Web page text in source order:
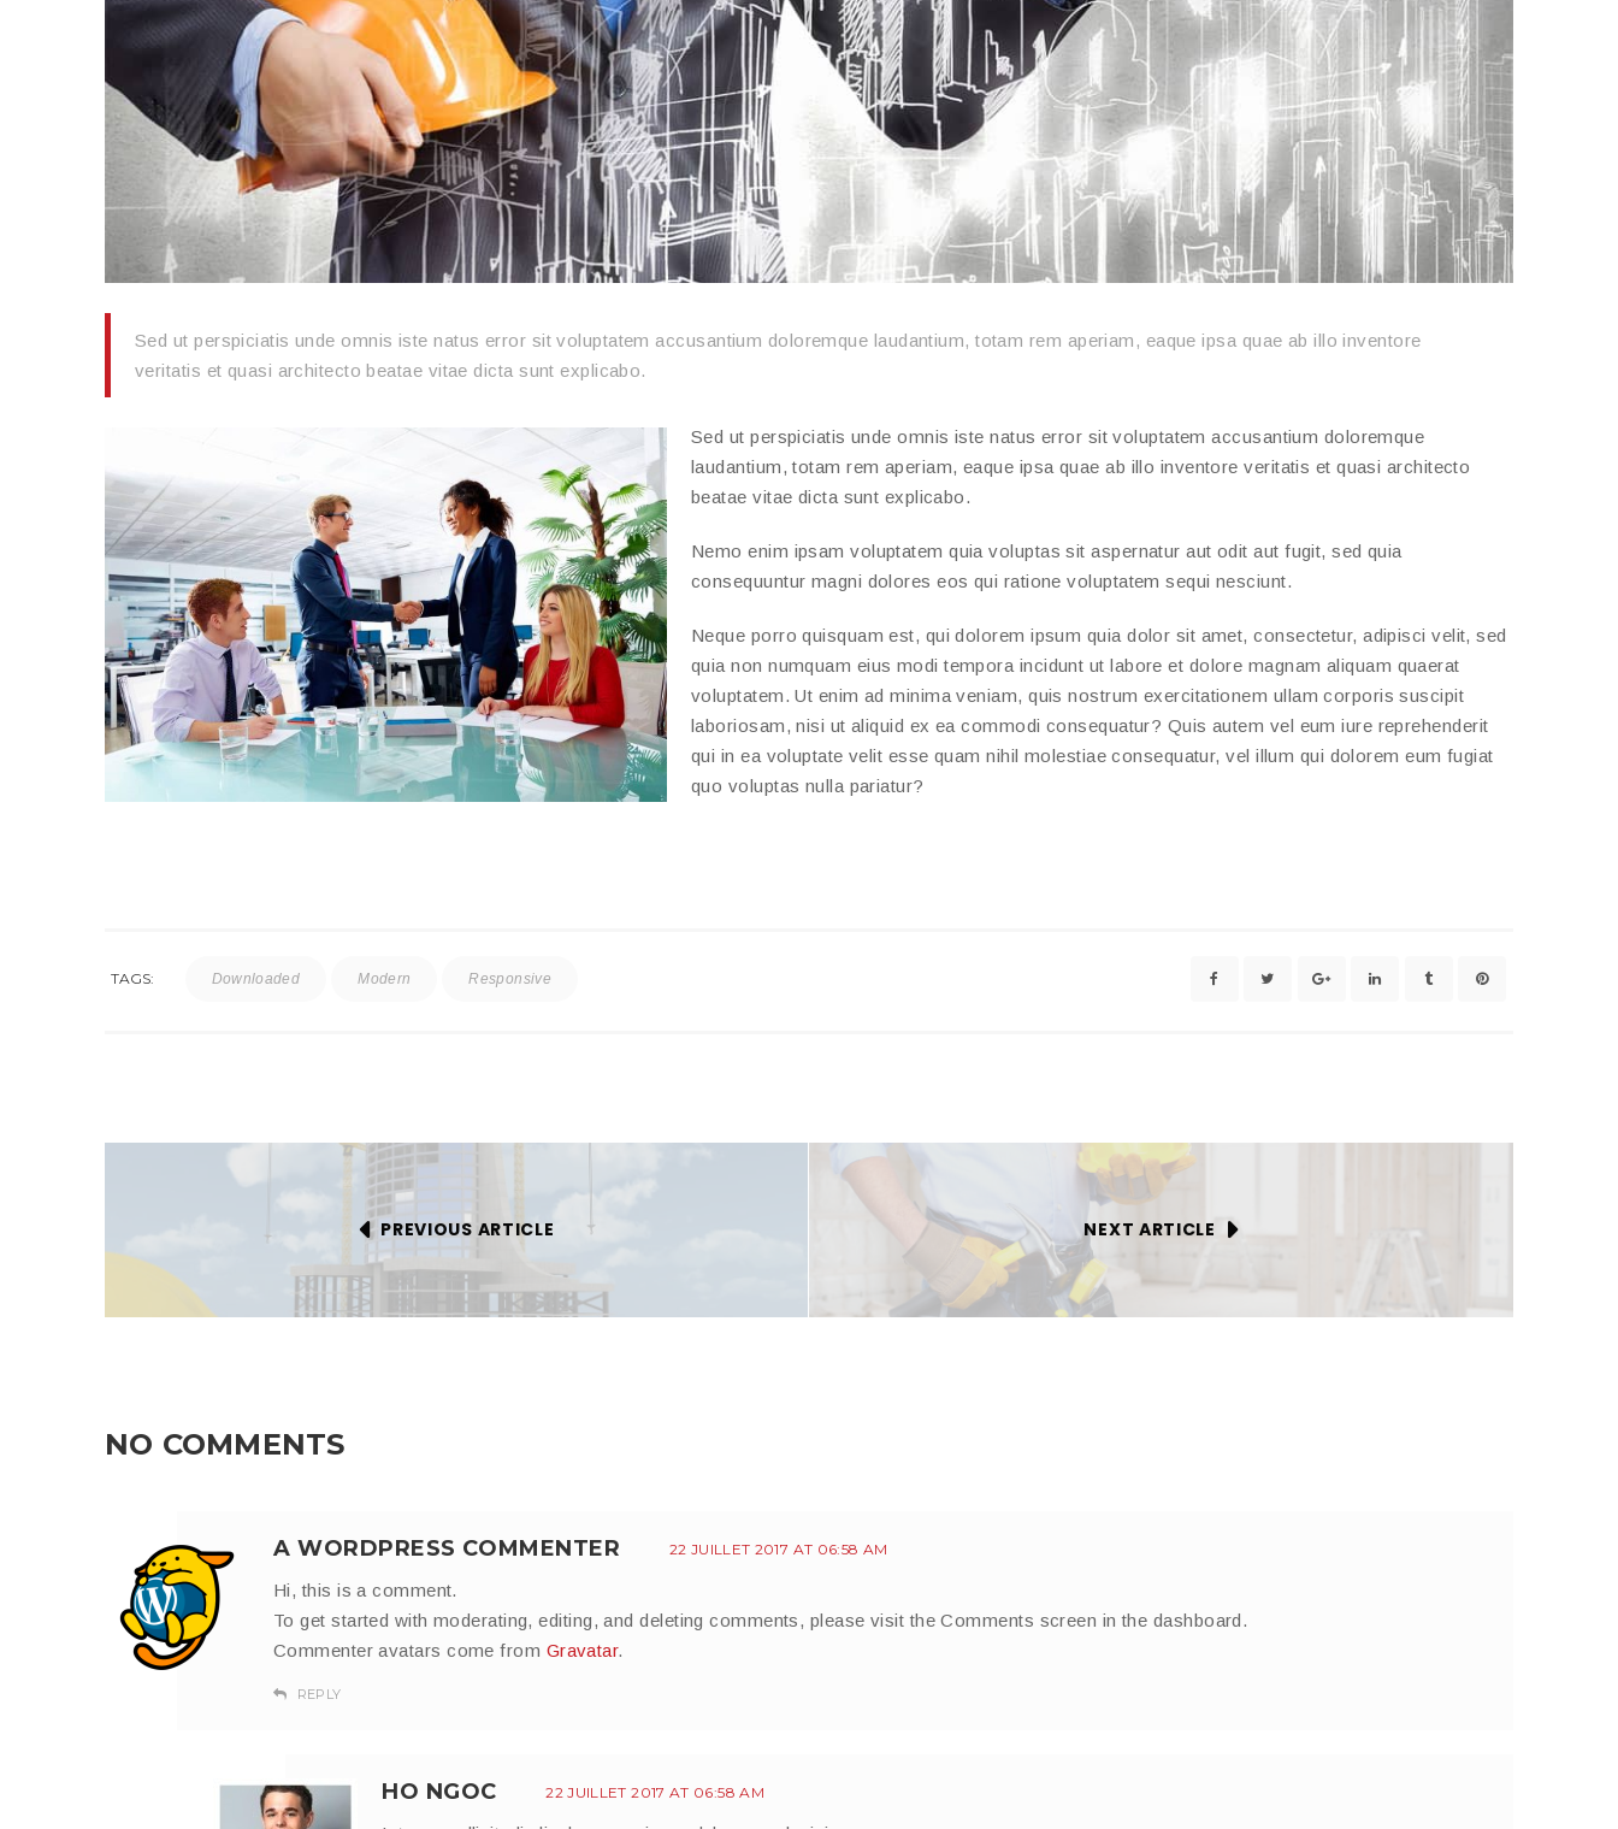
Sed ut perspiciatis unde omnis iste natus error sit voluptatem accusantium doloremque laudantium, totam rem aperiam, eaque ipsa quae ab illo inventore
veritatis et quasi architecto beatae vitae dicta sunt explicabo.
Sed ut perspiciatis unde omnis iste natus error sit voluptatem accusantium doloremque
laudantium, totam rem aperiam, eaque ipsa quae ab illo inventore veritatis et quasi architecto
beatae vitae dicta sunt explicabo.
Nemo enim ipsam voluptatem quia voluptas sit aspernatur aut odit aut fugit, sed quia
consequuntur magni dolores eos qui ratione voluptatem sequi nesciunt.
Neque porro quisquam est, qui dolorem ipsum quia dolor sit amet, consectetur, adipisci velit, sed
quia non numquam eius modi tempora incidunt ut labore et dolore magnam aliquam quaerat
voluptatem. Ut enim ad minima veniam, quis nostrum exercitationem ullam corporis suscipit
laboriosam, nisi ut aliquid ex ea commodi consequatur? Quis autem vel eum iure reprehenderit
qui in ea voluptate velit esse quam nihil molestiae consequatur, vel illum qui dolorem eum fugiat
quo voluptas nulla pariatur?
TAGS: Downloaded Modern Responsive
PREVIOUS ARTICLE NEXT ARTICLE
NO COMMENTS
A WORDPRESS COMMENTER 22 JUILLET 2017 AT 06:58 AM
Hi, this is a comment.
To get started with moderating, editing, and deleting comments, please visit the Comments screen in the dashboard.
Commenter avatars come from Gravatar.
REPLY
HO NGOC 22 JUILLET 2017 AT 06:58 AM